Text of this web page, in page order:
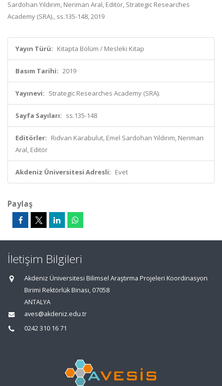
Sardohan Yıldırım, Neriman Aral, Editör, Strategic Researches
Academy (SRA)., ss.135-148, 2019
Yayın Türü: Kitapta Bölüm / Mesleki Kitap
Basım Tarihi: 2019
Yayınevi: Strategic Researches Academy (SRA).
Sayfa Sayıları: ss.135-148
Editörler: Rıdvan Karabulut, Emel Sardohan Yıldırım, Neriman
Aral, Editör
Akdeniz Üniversitesi Adresli: Evet
Paylaş
İletişim Bilgileri
Akdeniz Üniversitesi Bilimsel Araştırma Projeleri Koordinasyon
Birimi Rektörlük Binası, 07058
ANTALYA
aves@akdeniz.edu.tr
0242 310 16 71